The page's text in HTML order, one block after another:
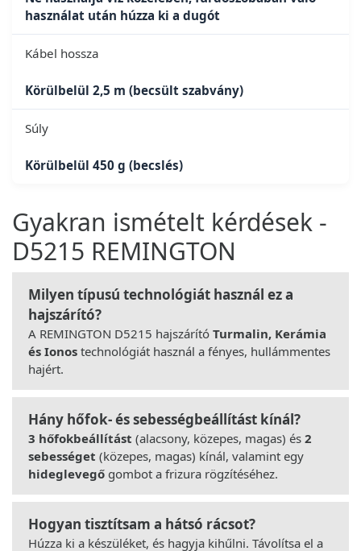
használat után húzza ki a dugót
Kábel hossza
Körülbelül 2,5 m (becsült szabvány)
Súly
Körülbelül 450 g (becslés)
Gyakran ismételt kérdések -
D5215 REMINGTON
Milyen típusú technológiát használ ez a
hajszárító?
A REMINGTON D5215 hajszárító Turmalin, Kerámia
és Ionos technológiát használ a fényes, hullámmentes
hajért.
Hány hőfok- és sebességbeállítást kínál?
3 hőfokbeállítást (alacsony, közepes, magas) és 2
sebességet (közepes, magas) kínál, valamint egy
hideglevegő gombot a frizura rögzítéséhez.
Hogyan tisztítsam a hátsó rácsot?
Húzza ki a készüléket, és hagyja kihűlni. Távolítsa el a